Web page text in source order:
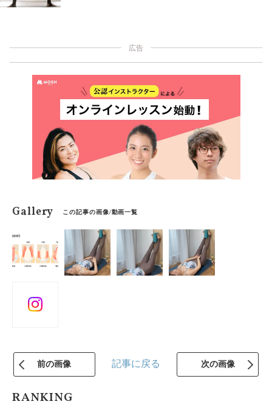
広告
Gallery この記事の画像/動画一覧
前の画像 記事に戻る 次の画像
RANKING